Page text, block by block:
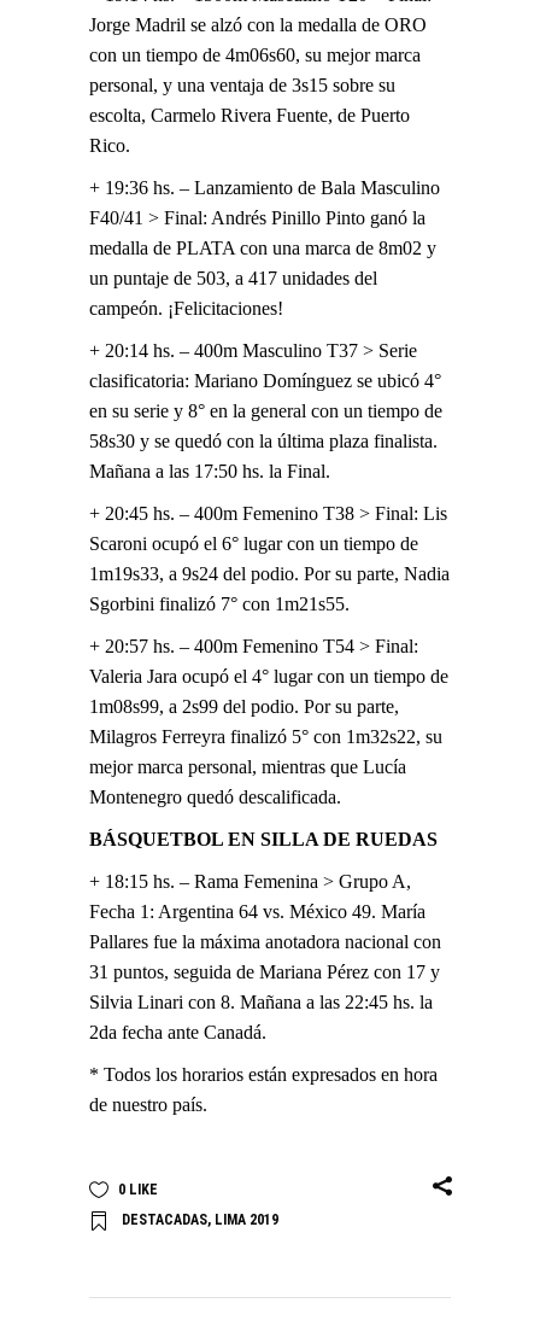
Jorge Madril se alzó con la medalla de ORO
con un tiempo de 4m06s60, su mejor marca
personal, y una ventaja de 3s15 sobre su
escolta, Carmelo Rivera Fuente, de Puerto
Rico.
+ 19:36 hs. – Lanzamiento de Bala Masculino
F40/41 > Final: Andrés Pinillo Pinto ganó la
medalla de PLATA con una marca de 8m02 y
un puntaje de 503, a 417 unidades del
campeón. ¡Felicitaciones!
+ 20:14 hs. – 400m Masculino T37 > Serie
clasificatoria: Mariano Domínguez se ubicó 4°
en su serie y 8° en la general con un tiempo de
58s30 y se quedó con la última plaza finalista.
Mañana a las 17:50 hs. la Final.
+ 20:45 hs. – 400m Femenino T38 > Final: Lis
Scaroni ocupó el 6° lugar con un tiempo de
1m19s33, a 9s24 del podio. Por su parte, Nadia
Sgorbini finalizó 7° con 1m21s55.
+ 20:57 hs. – 400m Femenino T54 > Final:
Valeria Jara ocupó el 4° lugar con un tiempo de
1m08s99, a 2s99 del podio. Por su parte,
Milagros Ferreyra finalizó 5° con 1m32s22, su
mejor marca personal, mientras que Lucía
Montenegro quedó descalificada.
BÁSQUETBOL EN SILLA DE RUEDAS
+ 18:15 hs. – Rama Femenina > Grupo A,
Fecha 1: Argentina 64 vs. México 49. María
Pallares fue la máxima anotadora nacional con
31 puntos, seguida de Mariana Pérez con 17 y
Silvia Linari con 8. Mañana a las 22:45 hs. la
2da fecha ante Canadá.
* Todos los horarios están expresados en hora
de nuestro país.
0 LIKE
DESTACADAS, LIMA 2019